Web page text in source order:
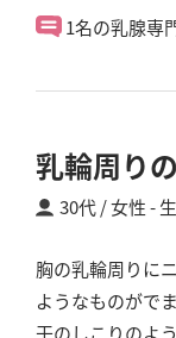
1名の乳腺専
乳輪周り
30代 / 女性
胸の乳輪周りに
ようなものがで
干のしこりのよ